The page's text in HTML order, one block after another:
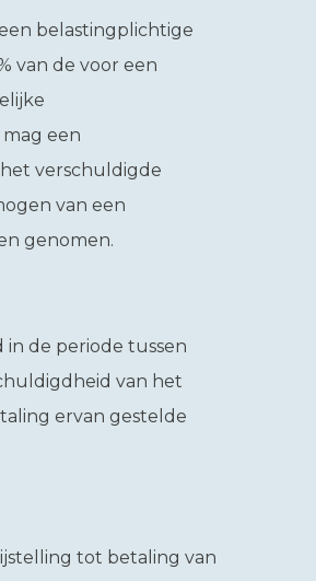
belastingplichtige
van de voor een
een
verschuldigde
van een
genomen.
de periode tussen
van het
ervan gestelde
tot betaling van